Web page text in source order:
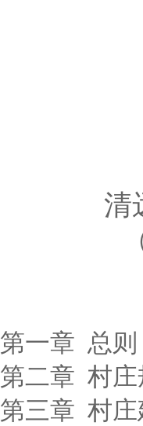
清
第一章 总则
第二章 村
第三章 村庄